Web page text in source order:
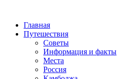
Главная
Путешествия
Советы
Информация и факты
Места
Россия